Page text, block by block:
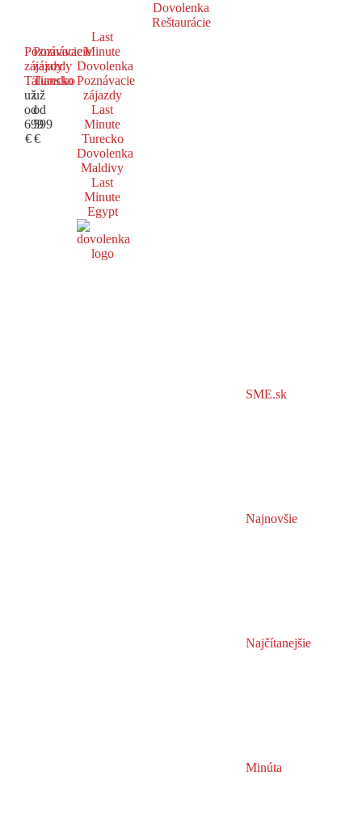
Dovolenka
Reštaurácie
Poznávacie
zájazdy
Taliansko
už
od
699
€
Poznávacie
zájazdy
Turecko
už
od
599
€
Last
Minute
Dovolenka
Poznávacie
zájazdy
Last
Minute
Turecko
Dovolenka
Maldivy
Last
Minute
Egypt
SME.sk
Najnovšie
Najčítanejšie
Minúta